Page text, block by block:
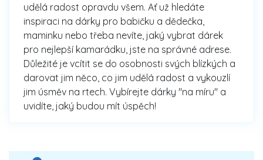
udělá radost opravdu všem. Ať už hledáte
inspiraci na dárky pro babičku a dědečka,
maminku nebo třeba nevíte, jaký vybrat dárek
pro nejlepší kamarádku, jste na správné adrese.
Důležité je vcítit se do osobnosti svých blízkých a
darovat jim něco, co jim udělá radost a vykouzlí
jim úsměv na rtech. Vybírejte dárky "na míru" a
uvidíte, jaký budou mít úspěch!